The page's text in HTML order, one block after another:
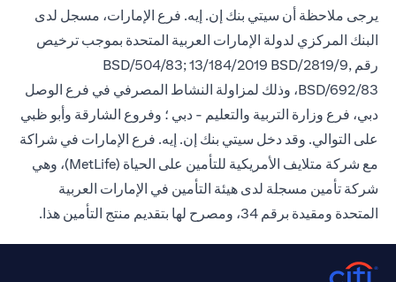
يرجى ملاحظة أن سيتي بنك إن. إيه. فرع الإمارات، مسجل لدى
البنك المركزي لدولة الإمارات العربية المتحدة بموجب ترخيص
رقم BSD/504/83; 13/184/2019 BSD/2819/9,
BSD/692/83، وذلك لمزاولة النشاط المصرفي في فرع الوصل
دبي، فرع وزارة التربية والتعليم - دبي ؛ وفروع الشارقة وأبو ظبي
على التوالي. وقد دخل سيتي بنك إن. إيه. فرع الإمارات في شراكة
مع شركة متلايف الأمريكية للتأمين على الحياة (MetLife)، وهي
شركة تأمين مسجلة لدى هيئة التأمين في الإمارات العربية
المتحدة ومقيدة برقم 34، ومصرح لها بتقديم منتج التأمين هذا.